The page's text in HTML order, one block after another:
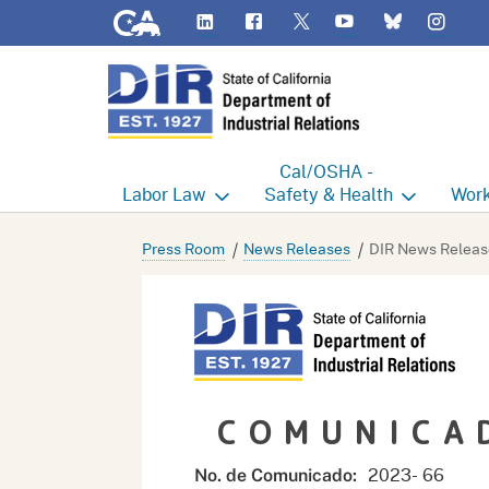
CA.gov LinkedIn FlickrTwitter YouTubeBluesky
Labor Law
Labor Commissioner's Office
Cal/OSHA -
Safety & Health
Cal/OSHA Home
Enforcement
Heat Illness Prevention
Injury & Illness Prevention
Program
Press Room News Releases DIR News
No. de Comunicado: 2023- 66